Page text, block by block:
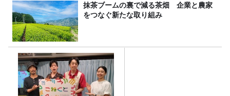
抹茶ブームの裏で減る茶畑 企業と農家
をつなぐ新たな取り組み